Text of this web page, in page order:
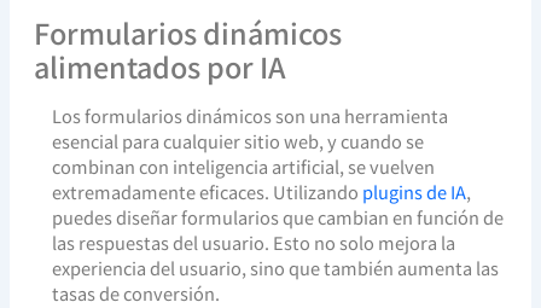
Formularios dinámicos
alimentados por IA
Los formularios dinámicos son una herramienta
esencial para cualquier sitio web, y cuando se
combinan con inteligencia artificial, se vuelven
extremadamente eficaces. Utilizando plugins de IA,
puedes diseñar formularios que cambian en función de
las respuestas del usuario. Esto no solo mejora la
experiencia del usuario, sino que también aumenta las
tasas de conversión.